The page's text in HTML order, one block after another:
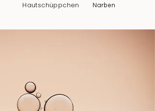
Hautschüppchen Narben